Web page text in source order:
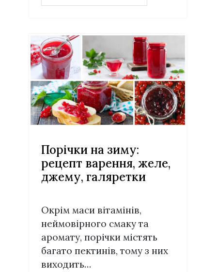
Порічки на зиму:
рецепт варення, желе,
джему, галяретки
Окрім маси вітамінів,
неймовірного смаку та
аромату, порічки містять
багато пектинів, тому з них
виходить…